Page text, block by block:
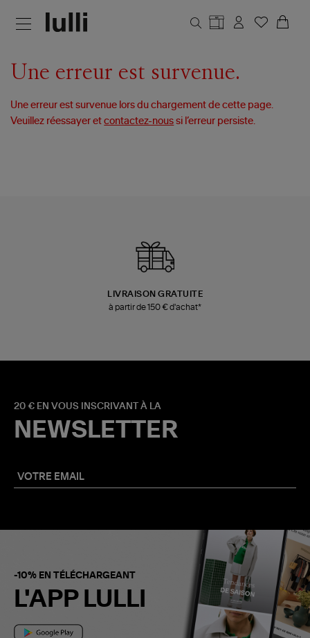
Une erreur est survenue.
Une erreur est survenue lors du chargement de cette page.
Veuillez réessayer etcontactez-nous si l’erreur persiste.
LIVRAISON GRATUITE
à partir de 150 € d'achat*
20 € EN VOUS INSCRIVANT À LA
NEWSLETTER
-10% EN TÉLÉCHARGEANT
L'APP LULLI